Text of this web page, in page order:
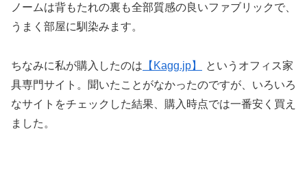
ノームは背もたれの裏も全部質感の良いファブリックで、
うまく部屋に馴染みます。
ちなみに私が購入したのは 【Kagg.jp】
というオフィス家
具専門サイト。聞いたことがなかったのですが、いろいろ
なサイトをチェックした結果、購入時点では一番安く買え
ました。